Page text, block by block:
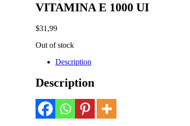
VITAMINA E 1000 UI
$31,99
Out of stock
Description
Description